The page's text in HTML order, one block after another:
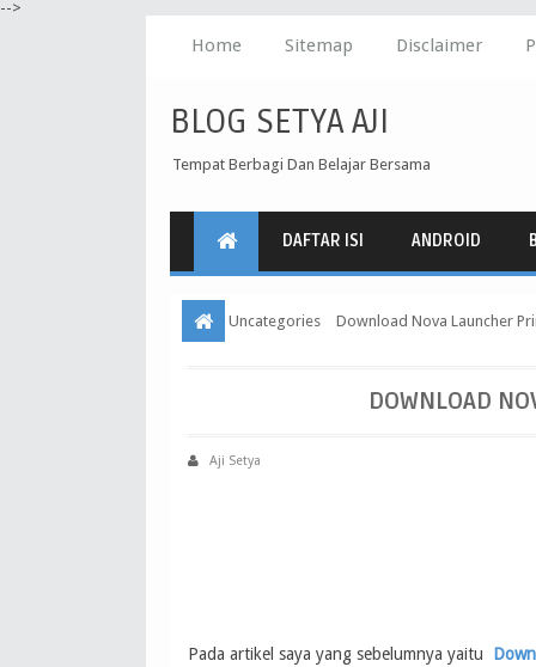
-->
Home Sitemap Disclaimer
BLOG SETYA AJI
Tempat Berbagi Dan Belajar Bersama
DAFTAR ISI ANDROID
Uncategories Download Nova Launcher
DOWNLOAD
Aji Setya
Pada artikel saya yang sebelumnya yaitu